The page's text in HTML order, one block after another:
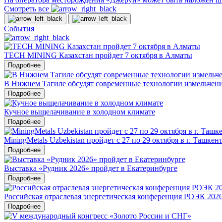
Смотреть все
События
TECH MINING Казахстан пройдет 7 октября в Алматы
Подробнее
В Нижнем Тагиле обсудят современные технологии
Подробнее
Кучное выщелачивание в холодном климате
Подробнее
MiningMetals Uzbekistan пройдет с 27 по 29 октября в г. Ташкент
Подробнее
Выставка «Рудник 2026» пройдет в Екатеринбурге
Подробнее
Российская отраслевая энергетическая конференция РОЭК
Подробнее